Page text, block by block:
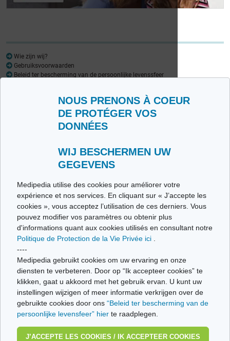
NOUS PRENONS À COEUR
DE PROTÉGER VOS
DONNÉES
WIJ BESCHERMEN UW
GEGEVENS
Medipedia utilise des cookies pour améliorer votre
expérience et nos services. En cliquant sur « J’accepte les
cookies », vous acceptez l’utilisation de ces derniers. Vous
pouvez modifier vos paramètres ou obtenir plus
d'informations quant aux cookies utilisés en consultant notre
Politique de Protection de la Vie Privée ici
----
Medipedia gebruikt cookies om uw ervaring en onze
diensten te verbeteren. Door op “Ik accepteer cookies” te
klikken, gaat u akkoord met het gebruik ervan. U kunt uw
instellingen wijzigen of meer informatie verkrijgen over de
gebruikte cookies door ons “Beleid ter bescherming van de
persoonlijke levensfeer” hier te raadplegen.
J’ACCEPTE LES COOKIES / IK ACCEPTEER COOKIES
Wie zijn wij?
Gebruiksvoorwaarden
Beleid ter bescherming van de persoonlijke levenssfeer
Ce site respecte les principes de la charte HON Code.
© Vivio sa, 2014-2026 - Tous droits réservés | Avenue Gustave Demeylaan 57 -
1160 Brussels